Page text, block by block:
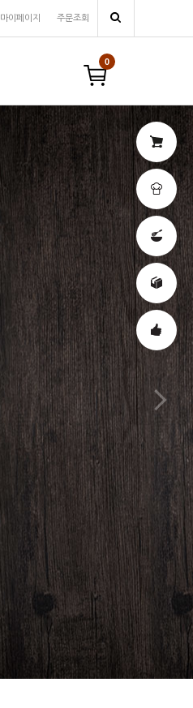
마이페이지 주문조회
0